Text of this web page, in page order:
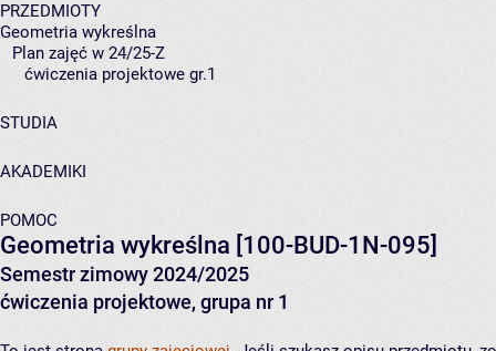
PRZEDMIOTY
Geometria wykreślna
Plan zajęć w 24/25-Z
ćwiczenia projektowe gr.1
STUDIA
AKADEMIKI
POMOC
Geometria wykreślna [100-BUD-1N-095]
Semestr zimowy 2024/2025
ćwiczenia projektowe, grupa nr 1